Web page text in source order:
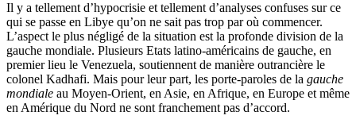
Il y a tellement d’hypocrisie et tellement d’analyses confuses sur ce
qui se passe en Libye qu’on ne sait pas trop par où commencer.
L’aspect le plus négligé de la situation est la profonde division de la
gauche mondiale. Plusieurs Etats latino-américains de gauche, en
premier lieu le Venezuela, soutiennent de manière outrancière le
colonel Kadhafi. Mais pour leur part, les porte-paroles de la gauche
mondiale au Moyen-Orient, en Asie, en Afrique, en Europe et même
en Amérique du Nord ne sont franchement pas d’accord.